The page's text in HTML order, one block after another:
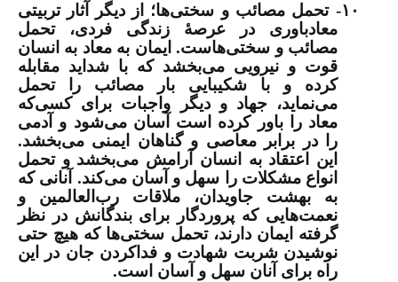
۱۰-
تحمل مصائب و سختی‌ها؛ از دیگر آثار تربیتی
معادباوری در عرصۀ زندگی فردی، تحمل
مصائب و سختی‌هاست. ایمان به معاد به انسان
قوت و نیرویی می‌بخشد که با شداید مقابله
کرده و با شکیبایی بار مصائب را تحمل
می‌نماید، جهاد و دیگر واجبات برای کسی‌که
معاد را باور کرده است آسان می‌شود و آدمی
را در برابر معاصی و گناهان ایمنی می‌بخشد.
این اعتقاد به انسان آرامش می‌بخشد و تحمل
انواع مشکلات را سهل و آسان می‌کند. آنانی که
به بهشت جاویدان، ملاقات رب‌العالمین و
نعمت‌هایی که پروردگار برای بندگانش در نظر
گرفته ایمان دارند، تحمل سختی‌ها که هیچ حتی
نوشیدن شربت شهادت و فداکردن جان در این
راه برای آنان سهل و آسان است.